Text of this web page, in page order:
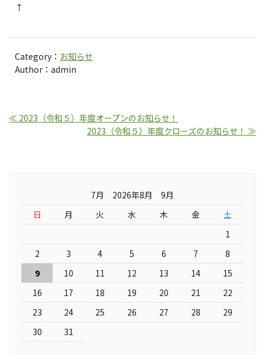
↑
Category： お知らせ
Author：admin
≪ 2023（令和５）年度オープンのお知らせ！
2023（令和５）年度クローズのお知らせ！ ≫
7月 2026年8月 9月
日
月 火 水 木 金
土
1
2
3 4 5 6 7
8
9
10 11 12 13 14
15
16
17 18 19 20 21
22
23
24 25 26 27 28
29
30
31